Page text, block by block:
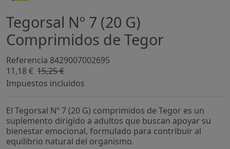
Tegorsal Nº 7 (20 G)
Comprimidos de Tegor
Referencia 8429007002695
11,18 € 15,25 €
Impuestos incluidos
El Tegorsal Nº 7 (20 G) comprimidos de Tegor es un
suplemento dirigido a adultos que buscan apoyar su
bienestar emocional, formulado para contribuir al
equilibrio natural del organismo.